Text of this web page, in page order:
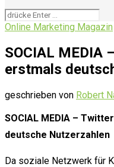
Online Marketing Magazin
SOCIAL
erstmals
geschrieben von Robert
SOCIAL MEDIA –
deutsche Nutzerzahlen
Da soziale Netzwerk für